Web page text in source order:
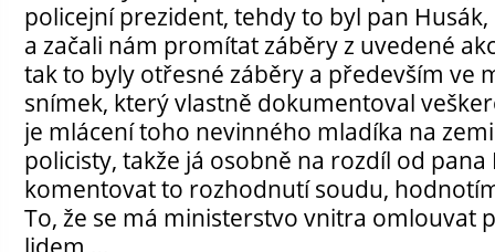
policejní prezident, tehdy to byl pan
a začali nám promítat záběry z uvedené
tak to byly otřesné záběry a především ve
snímek, který vlastně dokumentoval
je mlácení toho nevinného mladíka na
policisty, takže já osobně na rozdíl od pana
komentovat to rozhodnutí soudu,
To, že se má ministerstvo vnitra omlouvat